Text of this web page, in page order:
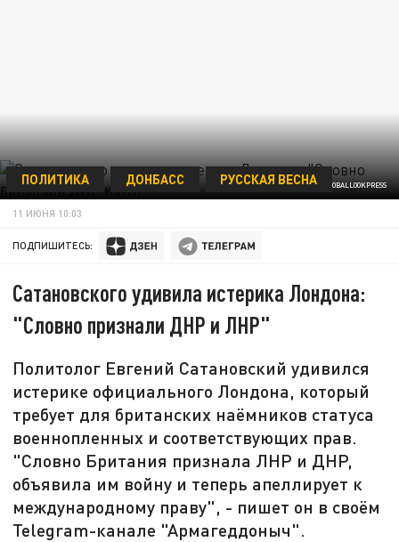
© KOMSOMOLSKAYA PRAVDA/GLOBALLOOKPRESS
ПОЛИТИКА ДОНБАСС РУССКАЯ ВЕСНА
11 ИЮНЯ 10:03
ПОДПИШИТЕСЬ:
Сатановского удивила истерика Лондона:
"Словно признали ДНР и ЛНР"
Политолог Евгений Сатановский удивился
истерике официального Лондона, который
требует для британских наёмников статуса
военнопленных и соответствующих прав.
"Словно Британия признала ЛНР и ДНР,
объявила им войну и теперь апеллирует к
международному праву", - пишет он в своём
Telegram-канале "Армагеддоныч".